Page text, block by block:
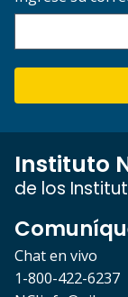
Instituto
de los
Chat en vivo
1-800-422-6237